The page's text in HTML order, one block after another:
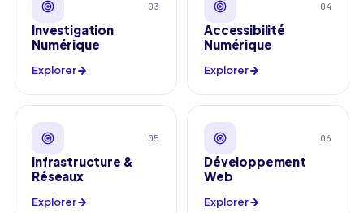
03
Investigation
Numérique
Explorer
04
Accessibilité
Numérique
Explorer
05
Infrastructure &
Réseaux
Explorer
06
Développement
Web
Explorer